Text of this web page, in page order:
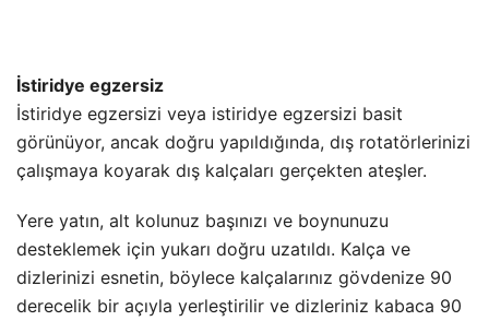
İstiridye egzersiz
İstiridye egzersizi veya istiridye egzersizi basit
görünüyor, ancak doğru yapıldığında, dış rotatörlerinizi
çalışmaya koyarak dış kalçaları gerçekten ateşler.
Yere yatın, alt kolunuz başınızı ve boynunuzu
desteklemek için yukarı doğru uzatıldı. Kalça ve
dizlerinizi esnetin, böylece kalçalarınız gövdenize 90
derecelik bir açıyla yerleştirilir ve dizleriniz kabaca 90